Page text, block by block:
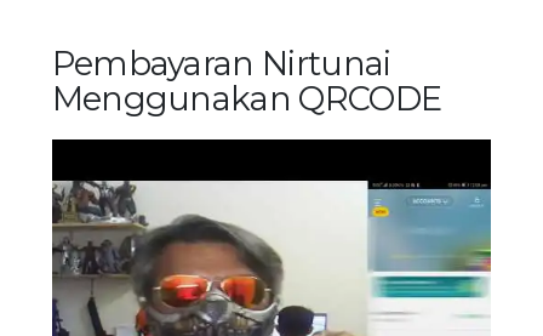
Pembayaran Nirtunai
Menggunakan QRCODE